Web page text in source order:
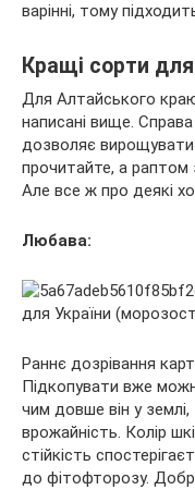
варінні, тому
Кращі сорти
Для Алтайського краю
написані вище.
дозволяє вирощувати
прочитайте, а раптом
Але все ж про деякі
Любава:
Раннє дозрівання
Підкопувати вже
чим довше він у
врожайність. Колір
стійкість
до фітофторозу.